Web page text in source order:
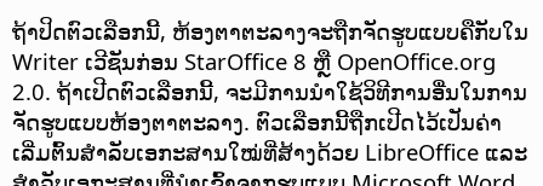
ຖ້າປິດຕົວເລືອກນີ້, ຫ້ອງຕາຕະລາງຈະຖືກຈັດຮູບແບບຄືກັບໃນ
Writer ເວີຊັນກ່ອນ StarOffice 8 ຫຼື OpenOffice.org
2.0. ຖ້າເປີດຕົວເລືອກນີ້, ຈະມີການນຳໃຊ້ວິທີການອື່ນໃນການ
ຈັດຮູບແບບຫ້ອງຕາຕະລາງ. ຕົວເລືອກນີ້ຖືກເປີດໄວ້ເປັນຄ່າ
ເລີ່ມຕົ້ນສຳລັບເອກະສານໃໝ່ທີ່ສ້າງດ້ວຍ LibreOffice ແລະ